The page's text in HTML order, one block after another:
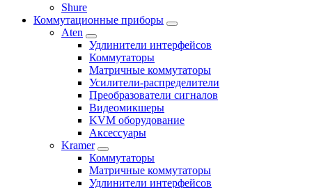
Shure
Коммутационные приборы
Aten
Удлинители интерфейсов
Коммутаторы
Матричные коммутаторы
Усилители-распределители
Преобразователи сигналов
Видеомикшеры
KVM оборудование
Аксессуары
Kramer
Коммутаторы
Матричные коммутаторы
Удлинители интерфейсов